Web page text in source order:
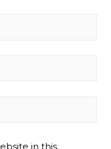
in this